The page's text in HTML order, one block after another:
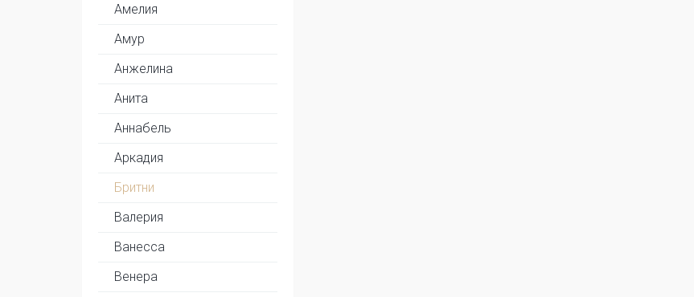
Амелия
Амур
Анжелина
Анита
Аннабель
Аркадия
Бритни
Валерия
Ванесса
Венера